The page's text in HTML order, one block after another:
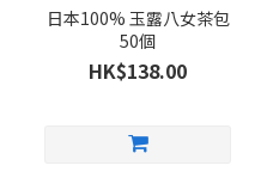
日本100% 玉露八女茶包
50個
HK$138.00